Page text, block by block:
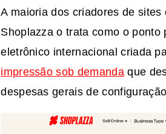
A maioria dos criadores de
Shoplazza o trata como o
eletrônico internacional criada
impressão sob demandaque
despesas gerais de